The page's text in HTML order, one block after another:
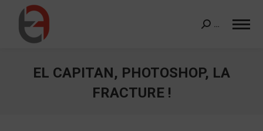
Search:
EL CAPITAN, PHOTOSHOP, LA
FRACTURE !